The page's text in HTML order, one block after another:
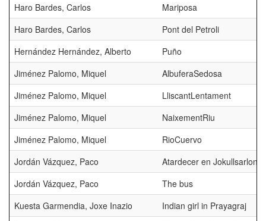
Haro Bardes, Carlos
Mariposa
Haro Bardes, Carlos
Pont del Petroli
Hernández Hernández, Alberto
Puño
Jiménez Palomo, Miquel
AlbuferaSedosa
Jiménez Palomo, Miquel
LliscantLentament
Jiménez Palomo, Miquel
NaixementRiu
Jiménez Palomo, Miquel
RioCuervo
Jordán Vázquez, Paco
Atardecer en Jokullsarlon
Jordán Vázquez, Paco
The bus
Kuesta Garmendia, Joxe Inazio
Indian girl in Prayagraj